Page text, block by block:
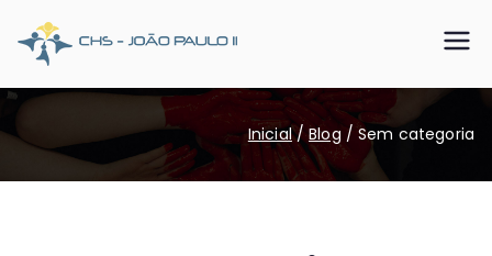
para
conteúdo
CHS João
Paulo II
Somos o SUS que dá certo
Inicial Blog Sem categoria